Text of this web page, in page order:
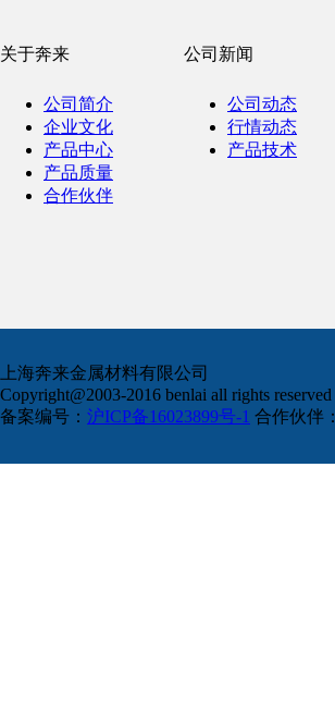
关于奔来
公司简介
企业文化
产品中心
产品质量
合作伙伴
公司新闻
公司动态
行情动态
产品技术
上海奔来金属材料有限公司
Copyright@2003-2016 benlai all rights reserved
备案编号： 沪ICP备16023899号-1 合作伙伴：